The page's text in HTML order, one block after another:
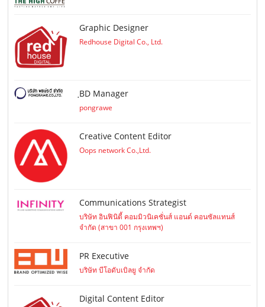
Graphic Designer
Redhouse Digital Co., Ltd.
ฺBD Manager
pongrawe
Creative Content Editor
Oops network Co.,Ltd.
Communications Strategist
บริษัท อินฟินิตี้ คอมมิวนิเคชั่นส์ แอนด์ คอนซัลแทนส์
จำกัด (สาขา 001 กรุงเทพฯ)
PR Executive
บริษัท บีโอดับเบิลยู จำกัด
Digital Content Editor